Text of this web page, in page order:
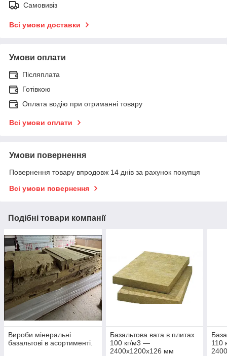
Самовивіз
Всі умови доставки
Умови оплати
Післяплата
Готівкою
Оплата водію при отриманні товару
Всі умови оплати
Умови повернення
Повернення товару впродовж 14 днів за рахунок покупця
Всі умови повернення
Подібні товари компанії
Вироби мінеральні
базальтові в асортименті.
Базальтова вата в плитах
100 кг/м3 —
2400х1200х126 мм
110